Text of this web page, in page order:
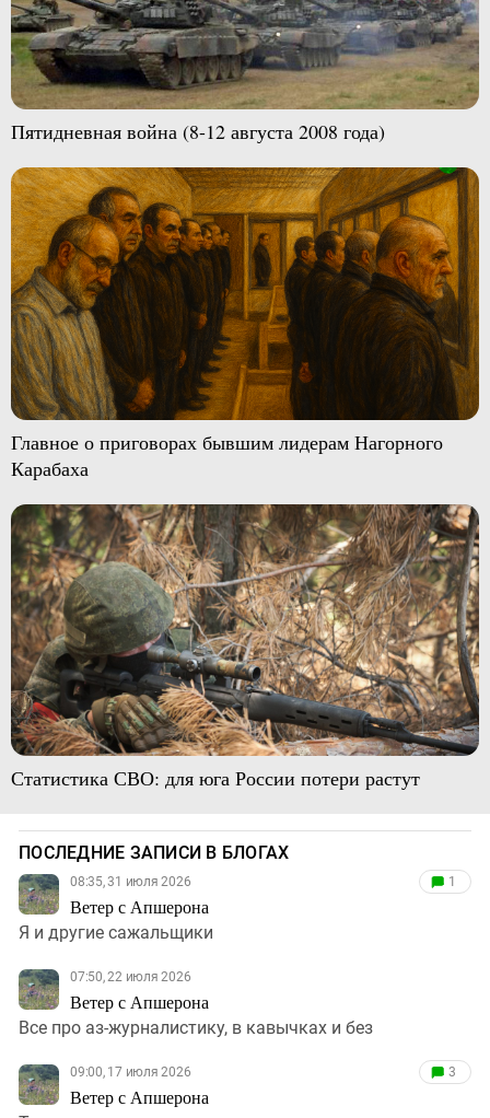
Пятидневная война (8-12 августа 2008 года)
Главное о приговорах бывшим лидерам Нагорного
Карабаха
Статистика СВО: для юга России потери растут
ПОСЛЕДНИЕ ЗАПИСИ В БЛОГАХ
08:35, 31 июля 2026
Ветер с Апшерона
1
Я и другие сажальщики
07:50, 22 июля 2026
Ветер с Апшерона
Все про аз-журналистику, в кавычках и без
09:00, 17 июля 2026
Ветер с Апшерона
3